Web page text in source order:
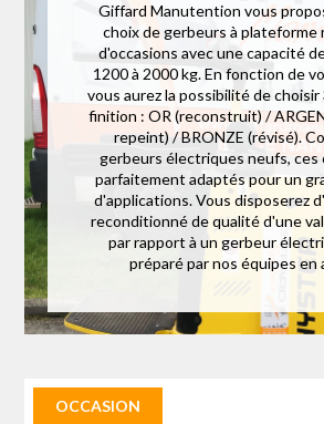
Giffard Manutention vous
choix de gerbeurs à plateforme
d'occasions avec une capacité
1200 à 2000 kg. En fonction de
vous aurez la possibilité de choisir
finition : OR (reconstruit) /
repeint) / BRONZE (révisé).
gerbeurs électriques neufs,
parfaitement adaptés pour un
d'applications. Vous disposerez
reconditionné de qualité d'une
par rapport à un gerbeur
préparé par nos équipes en
OCCASION